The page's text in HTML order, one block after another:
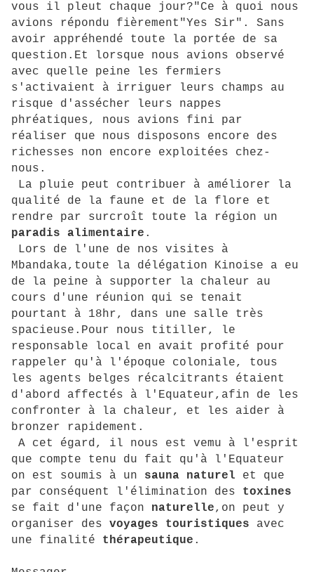
vous il pleut chaque jour?"Ce à quoi nous
avions répondu fièrement"Yes Sir". Sans
avoir appréhendé toute la portée de sa
question.Et lorsque nous avions observé
avec quelle peine les fermiers
s'activaient à irriguer leurs champs au
risque d'assécher leurs nappes
phréatiques, nous avions fini par
réaliser que nous disposons encore des
richesses non encore exploitées chez-
nous.
La pluie peut contribuer à améliorer la
qualité de la faune et de la flore et
rendre par surcroît toute la région un
paradis
alimentaire .
Lors de l'une de nos visites à
Mbandaka,toute la délégation Kinoise a eu
de la peine à supporter la chaleur au
cours d'une réunion qui se tenait
pourtant à 18hr, dans une salle très
spacieuse.Pour nous titiller, le
responsable local en avait profité pour
rappeler qu'à l'époque coloniale, tous
les agents belges récalcitrants étaient
d'abord affectés à l'Equateur,afin de les
confronter à la chaleur, et les aider à
bronzer rapidement.
A cet égard, il nous est vemu à l'esprit
que compte tenu du fait qu'à l'Equateur
on est soumis à un sauna naturel et que
par conséquent l'élimination des toxines
se fait d'une façon naturelle,on peut y
organiser des voyages touristiques avec
une finalité thérapeutique .